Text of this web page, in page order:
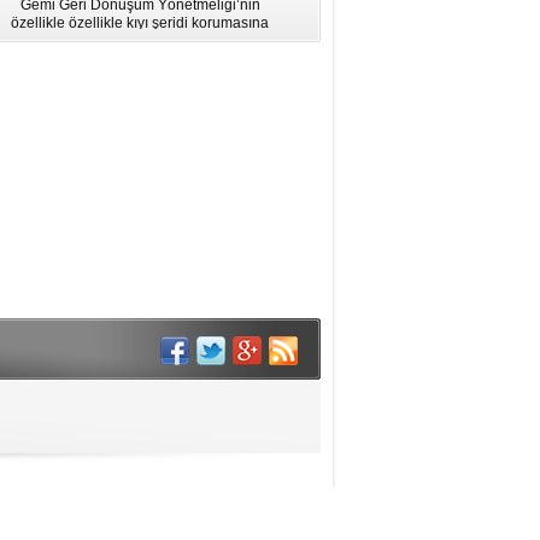
Gemi Geri Dönüşüm Yönetmeliği’nin
özellikle özellikle kıyı şeridi korumasına
ilişkin hükümlere uymadığı için AB